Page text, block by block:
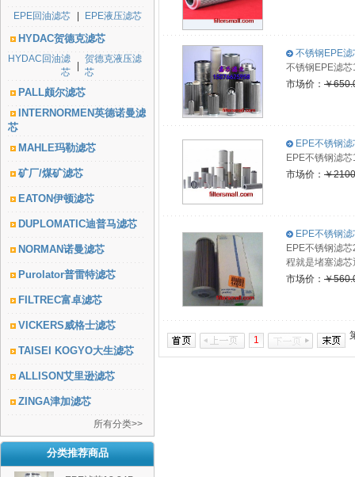
EPE回油滤芯 EPE液压滤芯
HYDAC贺德克滤芯
HYDAC回油滤
芯
贺德克液压滤
芯
PALL颇尔滤芯
INTERNORMEN英德诺曼滤
芯
MAHLE玛勒滤芯
矿厂/煤矿滤芯
EATON伊顿滤芯
DUPLOMATIC迪普马滤芯
NORMAN诺曼滤芯
Purolator普雷特滤芯
FILTREC富卓滤芯
VICKERS威格士滤芯
TAISEI KOGYO大生滤芯
ALLISON艾里逊滤芯
ZINGA津加滤芯
所有分类>>
分类推荐商品
不锈钢EPE
不锈钢EPE滤
市场价： ￥
EPE不锈钢
EPE不锈钢滤
市场价： ￥
EPE不锈钢
EPE不锈钢滤
程就是堵塞滤
市场价： ￥
1